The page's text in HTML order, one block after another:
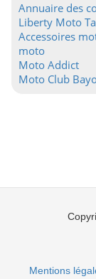
Annuaire des
Liberty Moto
Accessoires
moto
Moto Addict
Moto Club
Mentions